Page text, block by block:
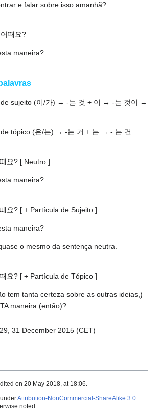
e falar sobre isso amanhã?
때요?
maneira?
sujeito (이/가) → -는 것 + 이 → -는 것이 →
tópico (은/는) → -는 거 + 는 → - 는 건
요? [ Neutro ]
maneira?
요? [ + Partícula de Sujeito ]
maneira?
o mesmo da sentença neutra.
요? [ + Partícula de Tópico ]
tem tanta certeza sobre as outras ideias,)
maneira (então)?
31 December 2015 (CET)
on 20 May 2018, at 18:06.
Attribution-NonCommercial-ShareAlike 3.0
noted.